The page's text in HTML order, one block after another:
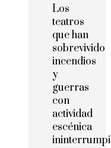
Los
teatros
que han
sobrevivido
incendios
y
guerras
con
actividad
escénica